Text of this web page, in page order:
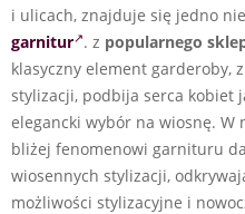
i ulicach, znajduje się jedno
garnitur . z popularnego
klasyczny element garderoby,
stylizacji, podbija serca kobiet
elegancki wybór na wiosnę. W
bliżej fenomenowi garnituru
wiosennych stylizacji,
możliwości stylizacyjne i